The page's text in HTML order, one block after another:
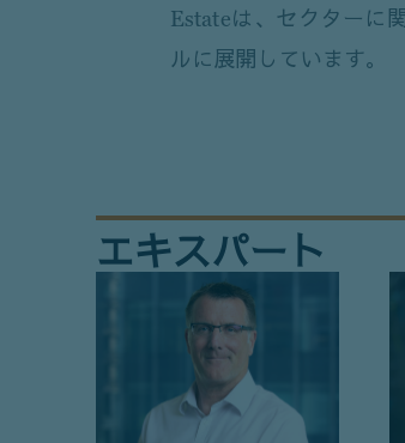
Estateは、セクターに
ルに展開しています。
エキスパート